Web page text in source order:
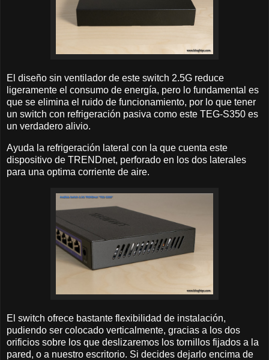
El diseño sin ventilador de este switch 2.5G reduce
ligeramente el consumo de energía, pero lo fundamental es
que se elimina el ruido de funcionamiento, por lo que tener
un switch con refrigeración pasiva como este TEG-S350 es
un verdadero alivio.
Ayuda la refrigeración lateral con la que cuenta este
dispositivo de TRENDnet, perforado en los dos laterales
para una optima corriente de aire.
El switch ofrece bastante flexibilidad de instalación,
pudiendo ser colocado verticalmente, gracias a los dos
orificios sobre los que deslizaremos los tornillos fijados a la
pared, o a nuestro escritorio. Si decides dejarlo encima de